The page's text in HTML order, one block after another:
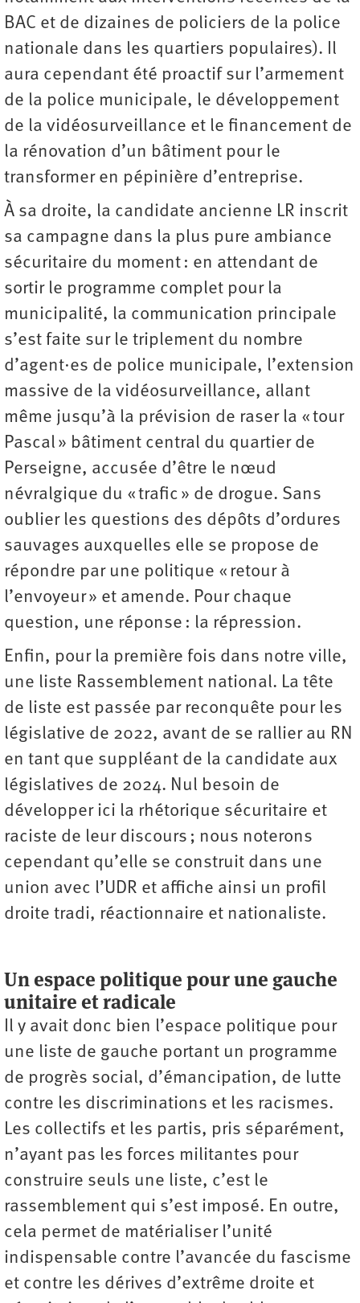
BAC et de dizaines de policiers de la police
nationale dans les quartiers populaires). Il
aura cependant été proactif sur l’armement
de la police municipale, le développement
de la vidéosurveillance et le financement de
la rénovation d’un bâtiment pour le
transformer en pépinière d’entreprise.
À sa droite, la candidate ancienne LR inscrit
sa campagne dans la plus pure ambiance
sécuritaire du moment : en attendant de
sortir le programme complet pour la
municipalité, la communication principale
s’est faite sur le triplement du nombre
d’agent·es de police municipale, l’extension
massive de la vidéosurveillance, allant
même jusqu’à la prévision de raser la « tour
Pascal » bâtiment central du quartier de
Perseigne, accusée d’être le nœud
névralgique du « trafic » de drogue. Sans
oublier les questions des dépôts d’ordures
sauvages auxquelles elle se propose de
répondre par une politique « retour à
l’envoyeur » et amende. Pour chaque
question, une réponse : la répression.
Enfin, pour la première fois dans notre ville,
une liste Rassemblement national. La tête
de liste est passée par reconquête pour les
législative de 2022, avant de se rallier au RN
en tant que suppléant de la candidate aux
législatives de 2024. Nul besoin de
développer ici la rhétorique sécuritaire et
raciste de leur discours ; nous noterons
cependant qu’elle se construit dans une
union avec l’UDR et affiche ainsi un profil
droite tradi, réactionnaire et nationaliste.
Un espace politique pour une gauche
unitaire et radicale
Il y avait donc bien l’espace politique pour
une liste de gauche portant un programme
de progrès social, d’émancipation, de lutte
contre les discriminations et les racismes.
Les collectifs et les partis, pris séparément,
n’ayant pas les forces militantes pour
construire seuls une liste, c’est le
rassemblement qui s’est imposé. En outre,
cela permet de matérialiser l’unité
indispensable contre l’avancée du fascisme
et contre les dérives d’extrême droite et